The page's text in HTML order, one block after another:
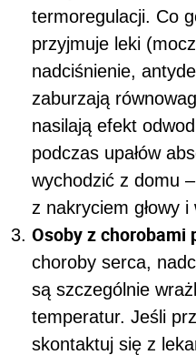
termoregulacji. Co
przyjmuje leki
nadciśnienie,
zaburzają
nasilają efekt
podczas upałów
wychodzić z domu
z nakryciem głowy
Osoby z chorobami
choroby serca,
są szczególnie
temperatur. Jeśli
skontaktuj się z